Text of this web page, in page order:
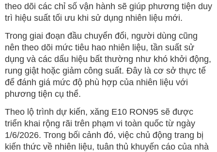
theo dõi các chỉ số vận hành sẽ giúp phương tiện duy
trì hiệu suất tối ưu khi sử dụng nhiên liệu mới.
Trong giai đoạn đầu chuyển đổi, người dùng cũng
nên theo dõi mức tiêu hao nhiên liệu, tần suất sử
dụng và các dấu hiệu bất thường như khó khởi động,
rung giật hoặc giảm công suất. Đây là cơ sở thực tế
để đánh giá mức độ phù hợp của nhiên liệu với
phương tiện cụ thể.
Theo lộ trình dự kiến, xăng E10 RON95 sẽ được
triển khai rộng rãi trên phạm vi toàn quốc từ ngày
1/6/2026. Trong bối cảnh đó, việc chủ động trang bị
kiến thức về nhiên liệu, tuân thủ khuyến cáo của nhà